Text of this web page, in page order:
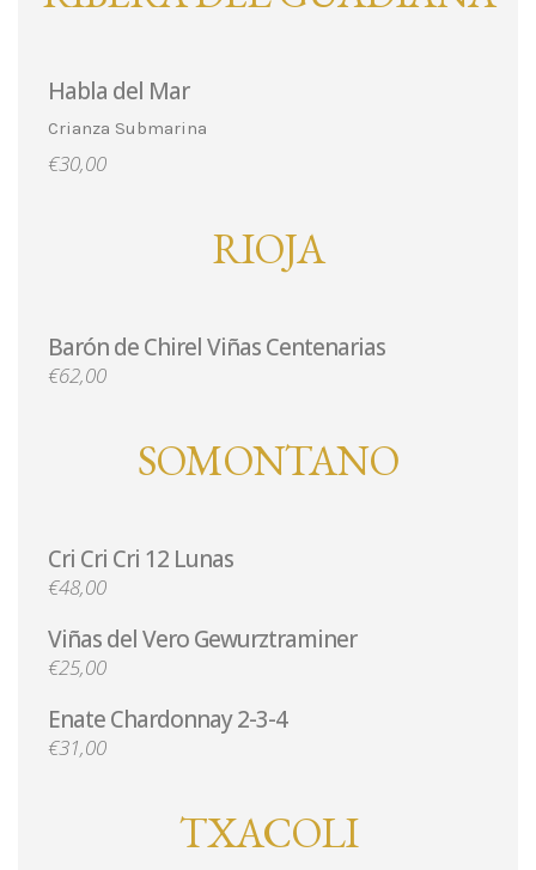
Habla del Mar
Crianza Submarina
€30,00
RIOJA
Barón de Chirel Viñas Centenarias
€62,00
SOMONTANO
Cri Cri Cri 12 Lunas
€48,00
Viñas del Vero Gewurztraminer
€25,00
Enate Chardonnay 2-3-4
€31,00
TXACOLI